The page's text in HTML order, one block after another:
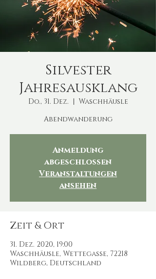
Silvester
Jahresausklang
Do., 31. Dez.
  |
Waschhäusle
Abendwanderung
Anmeldung
abgeschlossen
Veranstaltungen
ansehen
Zeit & Ort
31. Dez. 2020, 19:00
Waschhäusle, Wettegasse, 72218
Wildberg, Deutschland